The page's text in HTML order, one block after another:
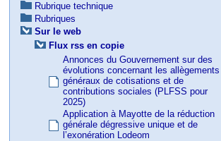
Rubrique technique
Rubriques
Sur le web
Flux rss en copie
Annonces du Gouvernement sur des
évolutions concernant les allègements
généraux de cotisations et de
contributions sociales (PLFSS pour
2025)
Application à Mayotte de la réduction
générale dégressive unique et de
l’exonération Lodeom